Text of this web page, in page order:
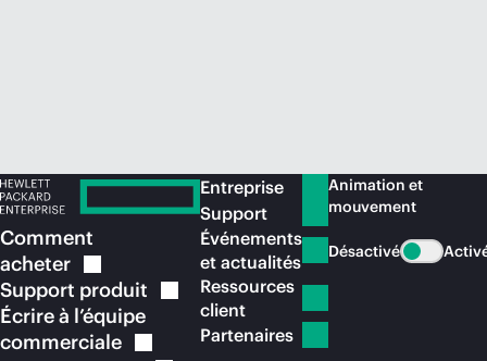
Comment
acheter
Support produit
Écrire à l’équipe
commerciale
Entreprise
Support
Événements
et actualités
Ressources
client
Partenaires
Animation et
mouvement
Désactivé